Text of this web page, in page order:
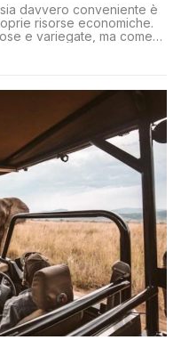
davvero conveniente è
risorse economiche.
e variegate, ma come
esigenze senza